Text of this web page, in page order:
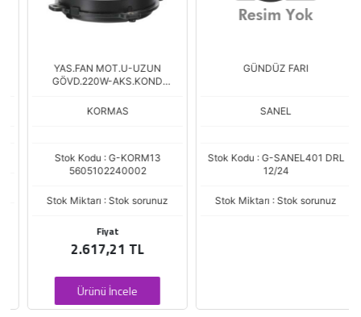
YAS.FAN MOT.U-UZUN
GÖVD.220W-AKS.KOND
KORMAS
Stok Kodu : G-KORM13
5605102240002
Stok Miktarı : Stok sorunuz
Fiyat
2.617,21 TL
Ürünü İncele
GÜNDÜZ FARI
SANEL
Stok Kodu : G-SANEL401 DRL
12/24
Stok Miktarı : Stok sorunuz